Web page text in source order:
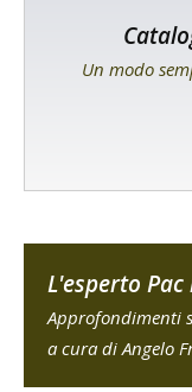
Un modo
L'esperto
Approfondimenti
a cura di Angelo